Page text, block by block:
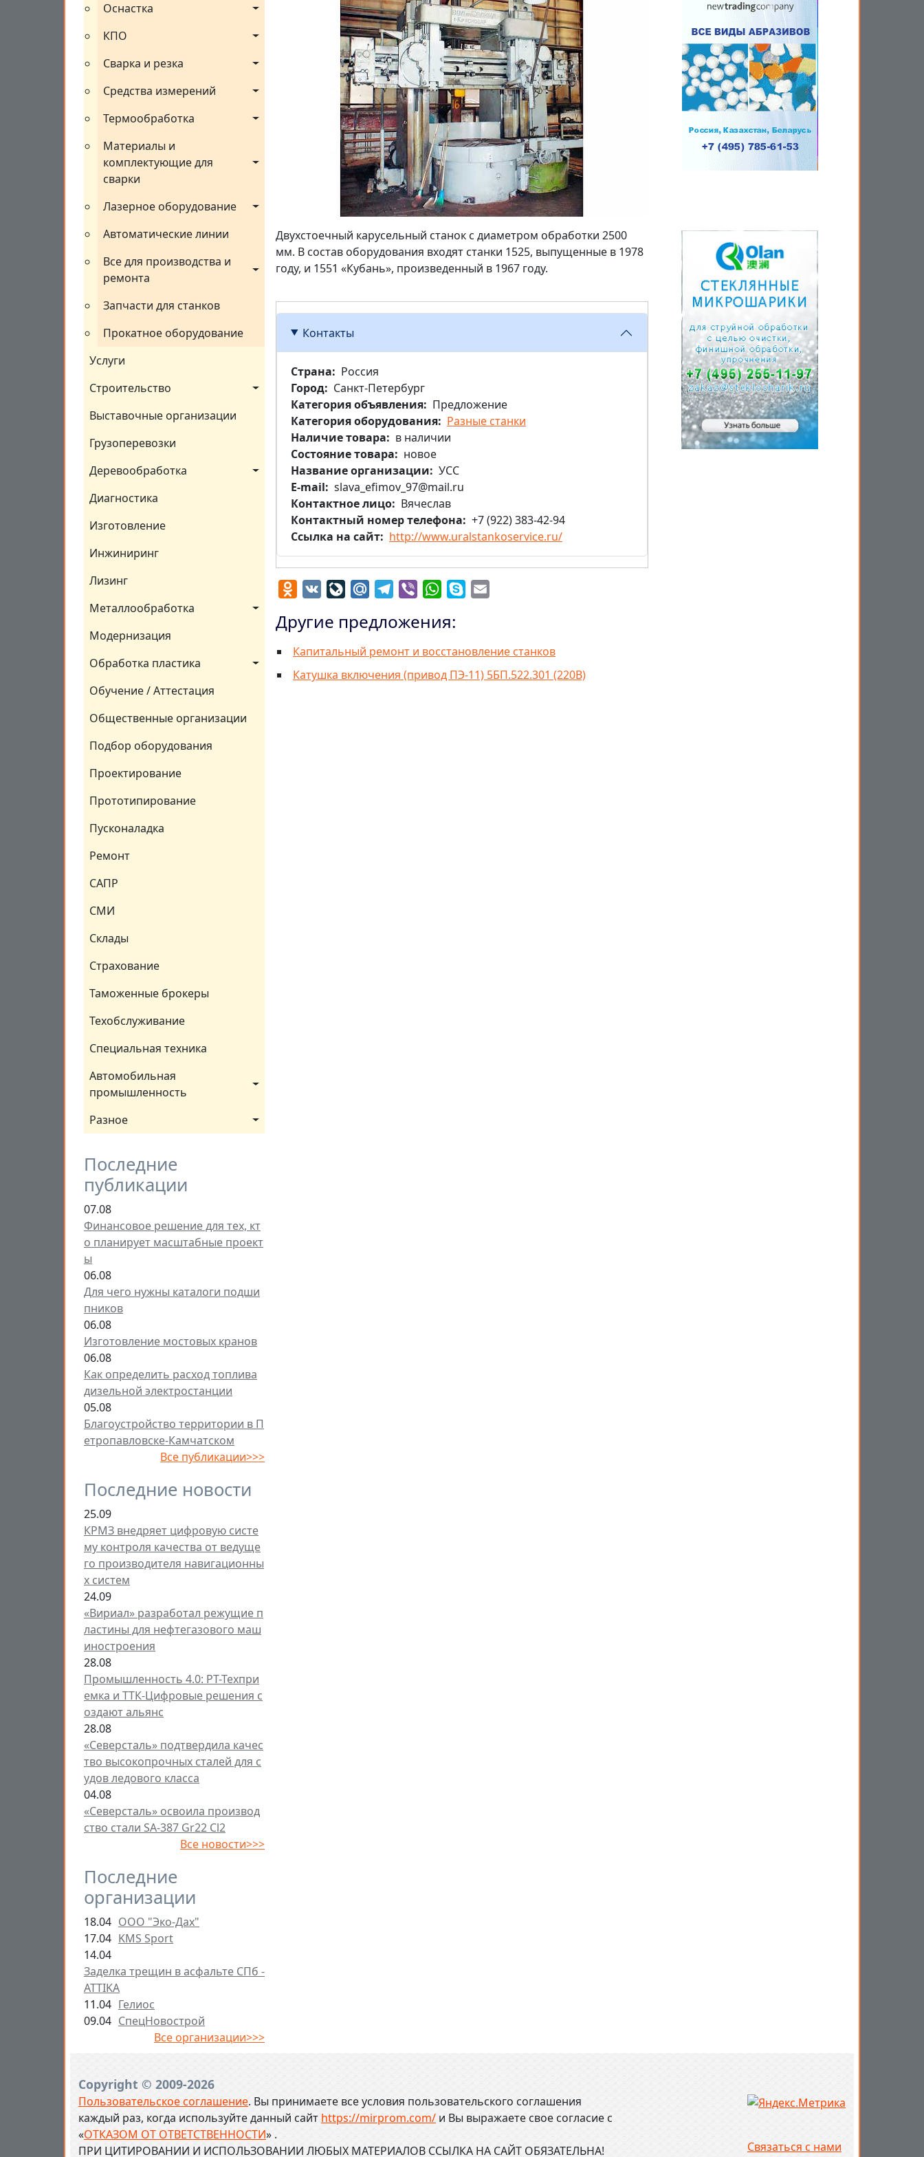
Оснастка
КПО
Сварка и резка
Средства измерений
Термообработка
Материалы и
комплектующие для
сварки
Лазерное оборудование
Автоматические линии
Все для производства и
ремонта
Запчасти для станков
Прокатное оборудование
Услуги
Строительство
Выставочные организации
Грузоперевозки
Деревообработка
Диагностика
Изготовление
Инжиниринг
Лизинг
Металлообработка
Модернизация
Обработка пластика
Обучение / Аттестация
Общественные организации
Подбор оборудования
Проектирование
Прототипирование
Пусконаладка
Ремонт
САПР
СМИ
Склады
Страхование
Таможенные брокеры
Техобслуживание
Специальная техника
Автомобильная
промышленность
Разное
Последние
публикации
07.08
Финансовое решение для тех, кт
о планирует масштабные проект
ы
06.08
Для чего нужны каталоги подши
пников
06.08
Изготовление мостовых кранов
06.08
Как определить расход топлива
дизельной электростанции
05.08
Благоустройство территории в П
етропавловске-Камчатском
Все публикации>>>
Последние новости
25.09
КРМЗ внедряет цифровую систе
му контроля качества от ведуще
го производителя навигационны
х систем
24.09
«Вириал» разработал режущие п
ластины для нефтегазового маш
иностроения
28.08
Промышленность 4.0: РТ-Техпри
емка и ТТК-Цифровые решения с
оздают альянс
28.08
«Северсталь» подтвердила качес
тво высокопрочных сталей для с
удов ледового класса
04.08
«Северсталь» освоила производ
ство стали SA-387 Gr22 Cl2
Все новости>>>
Последние
организации
18.04 ООО "Эко-Дах"
17.04 KMS Sport
14.04
Заделка трещин в асфальте СПб -
ATTIKA
11.04 Гелиос
09.04 СпецНовострой
Все организации>>>
Двухстоечный карусельный станок с диаметром обработки 2500
мм. В состав оборудования входят станки 1525, выпущенные в 1978
году, и 1551 «Кубань», произведенный в 1967 году.
Контакты
Страна
Россия
Город
Санкт-Петербург
Категория объявления
Предложение
Категория оборудования
Разные станки
Наличие товара
в наличии
Состояние товара
новое
Название организации
УСС
E-mail
slava_efimov_97@mail.ru
Контактное лицо
Вячеслав
Контактный номер телефона
+7 (922) 383-42-94
Ссылка на сайт
http://www.uralstankoservice.ru/
Odnoklassniki
VK LiveJournal
Mail.RuTelegram
Viber WhatsApp
Skype
Другие предложения:
Капитальный ремонт и восстановление станков
Катушка включения (привод ПЭ-11) 5БП.522.301 (220В)
Copyright © 2009-2026
Пользовательское соглашение. Вы принимаете все условия пользовательского соглашения
каждый раз, когда используйте данный сайт https://mirprom.com/ и Вы выражаете свое согласие с
«ОТКАЗОМ ОТ ОТВЕТСТВЕННОСТИ» .
ПРИ ЦИТИРОВАНИИ И ИСПОЛЬЗОВАНИИ ЛЮБЫХ МАТЕРИАЛОВ ССЫЛКА НА САЙТ ОБЯЗАТЕЛЬНА!
Связаться с нами